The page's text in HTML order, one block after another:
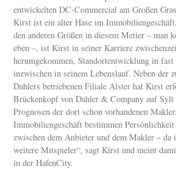
entwickelten DC-Commercial am Großen
Kirst ist ein alter Hase im
den anderen Größen in diesem Metier – man
eben –, ist Kirst in seiner Karriere
herumgekommen, Standortentwicklung in fast
inzwischen in seinem Lebenslauf. Neben der
Dahlers betriebenen Filiale Alster hat Kirst
Brückenkopf von Dahler & Company auf Sylt
Prognosen der dort schon vorhandenen
Immobiliengeschäft bestimmen
zwischen dem Anbieter und dem Makler –
weitere Mitspieler“, sagt Kirst und meint
in der HafenCity.